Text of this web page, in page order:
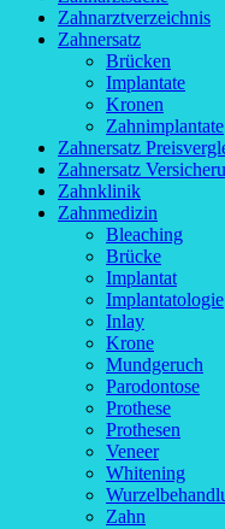
Zahnarztverzeichnis
Zahnersatz
Brücken
Implantate
Kronen
Zahnimplantate
Zahnersatz
Zahnersatz
Zahnklinik
Zahnmedizin
Bleaching
Brücke
Implantat
Implantatologie
Inlay
Krone
Mundgeruch
Parodontose
Prothese
Prothesen
Veneer
Whitening
Zahn